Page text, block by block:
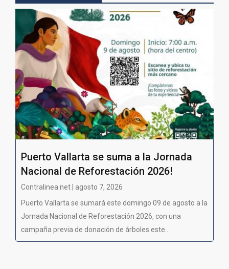
Puerto Vallarta se suma a la Jornada
Nacional de Reforestación 2026!
Contralinea net | agosto 7, 2026
Puerto Vallarta se sumará este domingo 09 de agosto a la
Jornada Nacional de Reforestación 2026, con una
campaña previa de donación de árboles este...